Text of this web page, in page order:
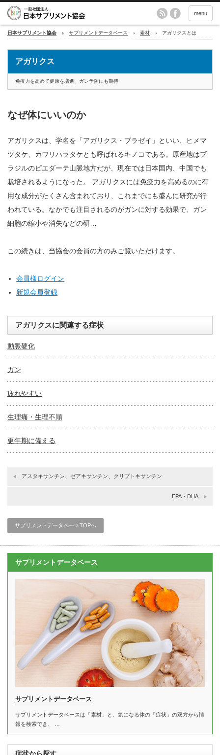
menu
日本サプリメント協会 サプリメントデータベース 素材 アガリクスとは
アガリクス
免疫力を高めて健康を増進、ガン予防にも期待
なぜ体にいいのか
アガリクスは、学名を「アガリクス・ブラゼイ」といい、ヒメマ
ツタケ、カワリハラタケとも呼ばれるキノコである。原産地はブ
ラジルのピエダーテ山脈地方だが、現在では日本国内、中国でも
栽培されるようになった。 アガリクスには免疫力を高めるのに有
用な成分がたくさん含まれており、これまでにも盛んに研究が行
われている。なかでも注目されるのがガンに対する効果で、ガン
細胞の縮小や消失などの研…
この続きは、当協会の会員の方のみご覧いただけます。
会員様ログイン
新規会員登録
アガリクスに関連する症状
動脈硬化
ガン
疲れやすい
生理痛・生理不順
更年期に備える
アスタキサンチン、ゼアキサンチン、クリプトキサンチン
EPA・DHA
サプリメントデータベースTOPへ
サプリメントデータベース
サプリメントデータベース
サプリメントデータベースは「素材」と、気になる体の「症状」の双方から情
報を検索でき、 …
症状から探す